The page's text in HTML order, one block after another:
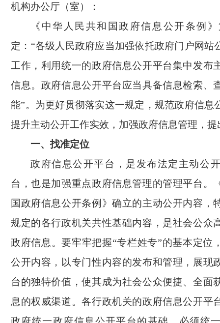
机构办公厅（室）：
《中华人民共和国政府信息公开条例
定：“各级人民政府应当加强依托政府门户网站
工作，利用统一的政府信息公开平台集中发布
信息。政府信息公开平台应当具备信息检索、
能”。为更好贯彻落实这一规定，规范政府信息
提升主动公开工作实效，加强政府信息管理，
一、找准定位
政府信息公开平台，是发布法定主动公
台，也是加强重点政府信息管理的管理平台。
国政府信息公开条例》确立的主动公开内容，
规定的各行政机关共性基础内容，是社会公众
政府信息。要牢牢把握“专栏姓专”的基本定位
公开内容，以专门性内容的发布和管理，展现
台的独特价值，使其成为社会公众便捷、全面
息的权威渠道。各行政机关的政府信息公开平